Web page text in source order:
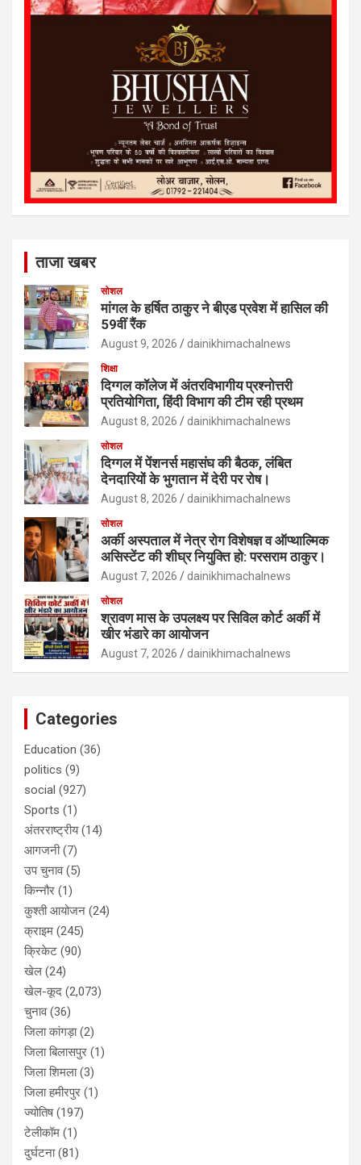
ताजा खबर
सोशल
मांगल के हर्षित ठाकुर ने बीएड प्रवेश में हासिल की
59वीं रैंक
August 9, 2026 dainikhimachalnews
शिक्षा
दिग्गल कॉलेज में अंतरविभागीय प्रश्नोत्तरी
प्रतियोगिता, हिंदी विभाग की टीम रही प्रथम
August 8, 2026 dainikhimachalnews
सोशल
दिग्गल में पेंशनर्स महासंघ की बैठक, लंबित
देनदारियों के भुगतान में देरी पर रोष।
August 8, 2026 dainikhimachalnews
सोशल
अर्की अस्पताल में नेत्र रोग विशेषज्ञ व ऑप्थाल्मिक
असिस्टेंट की शीघ्र नियुक्ति हो: परसराम ठाकुर।
August 7, 2026 dainikhimachalnews
सोशल
श्रावण मास के उपलक्ष्य पर सिविल कोर्ट अर्की में
खीर भंडारे का आयोजन
August 7, 2026 dainikhimachalnews
Categories
Education (36)
politics (9)
social (927)
Sports (1)
अंतरराष्ट्रीय(14)
आगजनी(7)
उप चुनाव(5)
किन्नौर (1)
कुश्ती आयोजन (24)
क्राइम (245)
क्रिकेट (90)
खेल (24)
खेल-कूद (2,073)
चुनाव(36)
जिला कांगड़ा(2)
जिला बिलासपुर (1)
जिला शिमला(3)
जिला हमीरपुर (1)
ज्योतिष(197)
टेलीकॉम (1)
दुर्घटना(81)